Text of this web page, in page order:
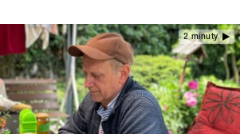
2 minuty